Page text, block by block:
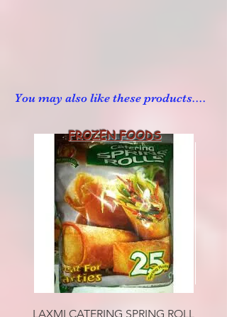
You may also like these products....
LAXMI CATERING SPRING ROLL
FROZEN FOODS